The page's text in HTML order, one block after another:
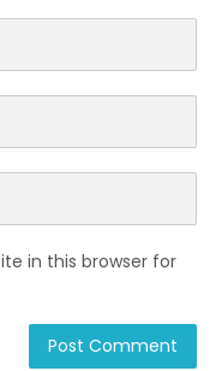
in this browser for